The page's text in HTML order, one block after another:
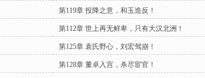
第119章 投降之意，和玉造反！
第112章 世上再无鲜卑，只有大汉北洲！
第125章 袁氏野心，刘宏驾崩！
第128章 董卓入宫，杀尽宦官！